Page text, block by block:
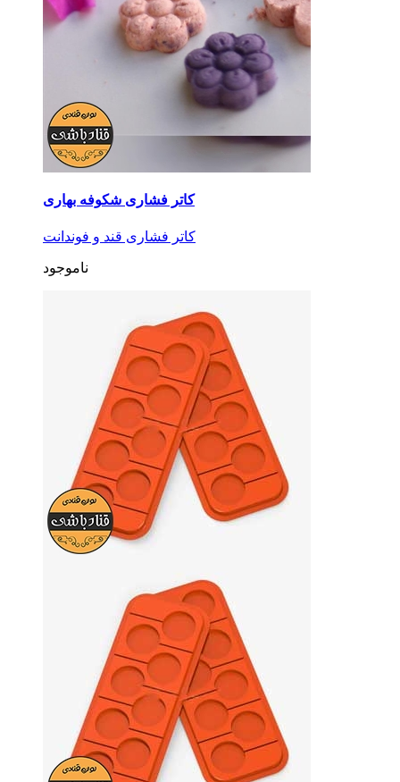
کاتر فشاری شکوفه بهاری
کاتر فشاری قند و فوندانت
ناموجود